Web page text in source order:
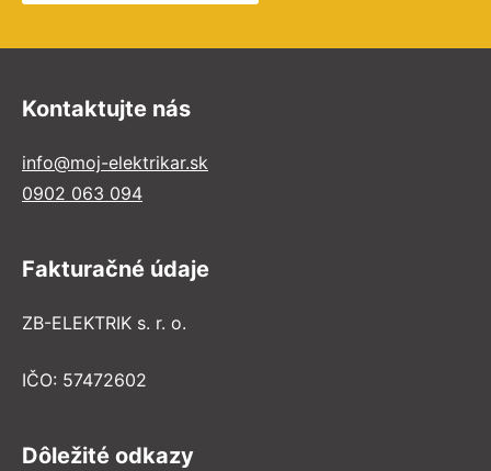
Kontaktujte nás
info@moj-elektrikar.sk
0902 063 094
Fakturačné údaje
ZB-ELEKTRIK s. r. o.
IČO: 57472602
Dôležité odkazy